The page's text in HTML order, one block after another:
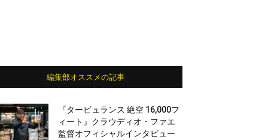
編集部オススメの記事
『タービュランス 絶空 16,000フ
ィート』クラウディオ・ファエ
監督オフィシャルインタビュー